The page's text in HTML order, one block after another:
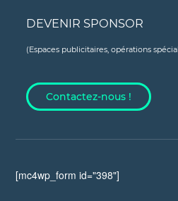
DEVENIR SPONSOR
(Espaces publicitaires, opérations
Contactez-nous !
[mc4wp_form id="398"]